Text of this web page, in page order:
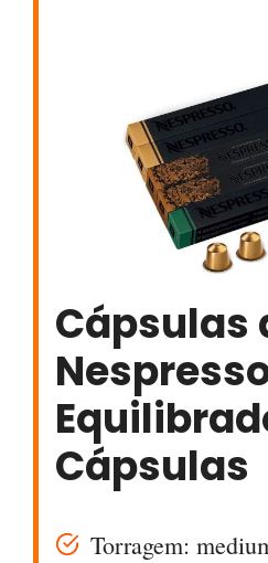
Cápsulas
Cápsulas
Torragem: